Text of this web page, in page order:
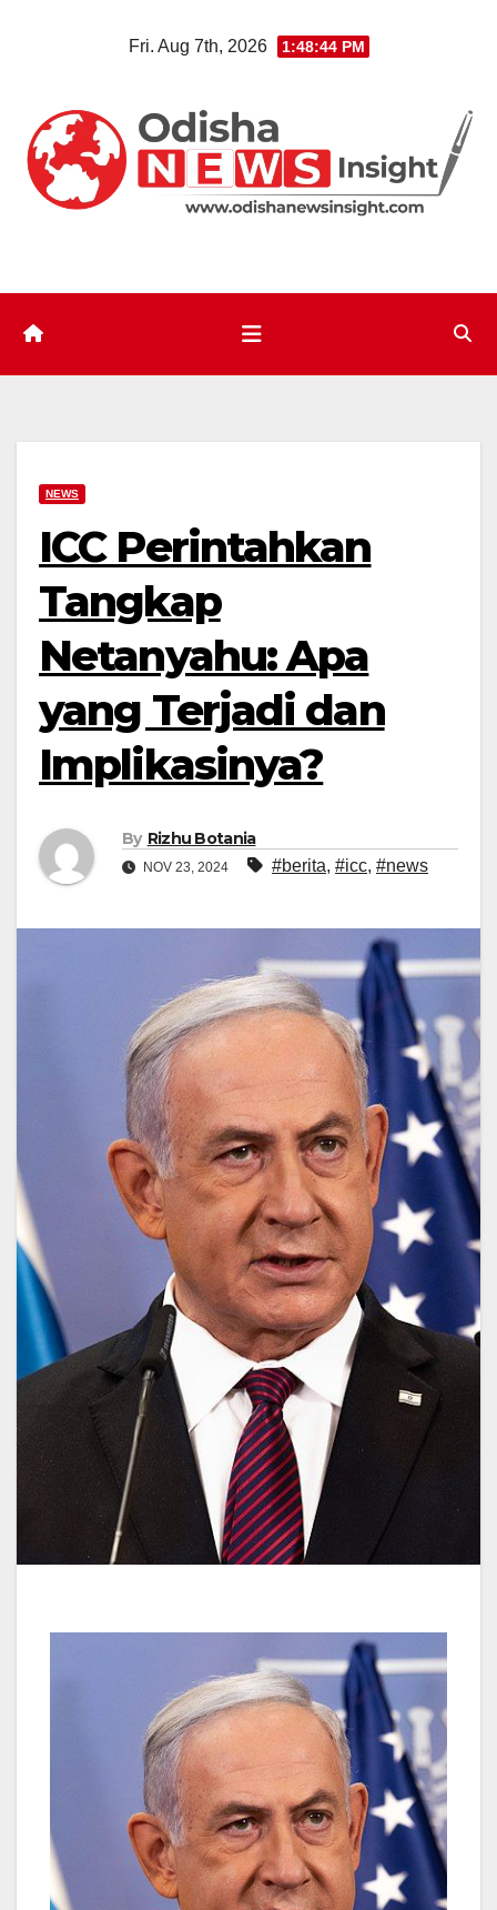
Fri. Aug 7th, 2026 1:48:45 PM
NEWS
ICC Perintahkan
Tangkap
Netanyahu: Apa
yang Terjadi dan
Implikasinya?
By Rizhu Botania
NOV 23, 2024 #berita, #icc, #news